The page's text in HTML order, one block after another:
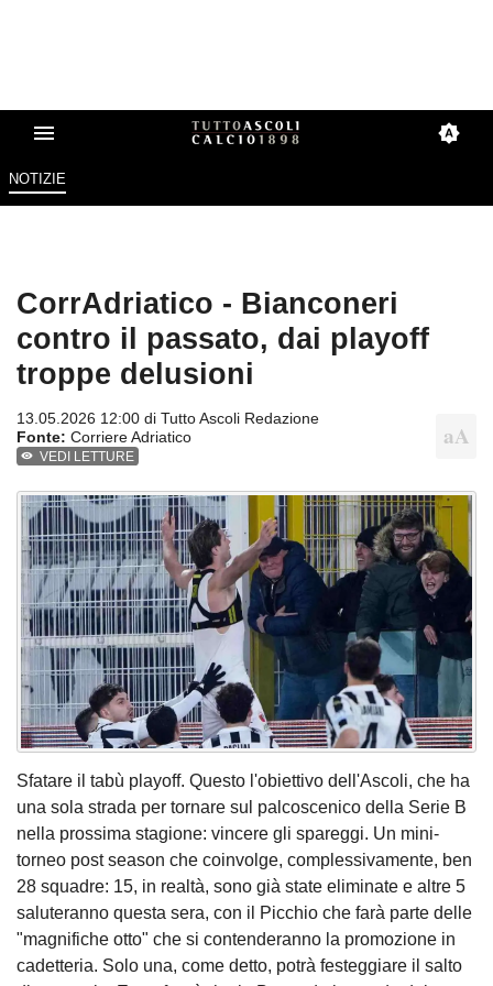
NOTIZIE
CorrAdriatico - Bianconeri
contro il passato, dai playoff
troppe delusioni
13.05.2026 12:00 di Tutto Ascoli Redazione
Fonte: Corriere Adriatico
VEDI LETTURE
Sfatare il tabù playoff. Questo l'obiettivo dell'Ascoli, che ha
una sola strada per tornare sul palcoscenico della Serie B
nella prossima stagione: vincere gli spareggi. Un mini-
torneo post season che coinvolge, complessivamente, ben
28 squadre: 15, in realtà, sono già state eliminate e altre 5
saluteranno questa sera, con il Picchio che farà parte delle
"magnifiche otto" che si contenderanno la promozione in
cadetteria. Solo una, come detto, potrà festeggiare il salto